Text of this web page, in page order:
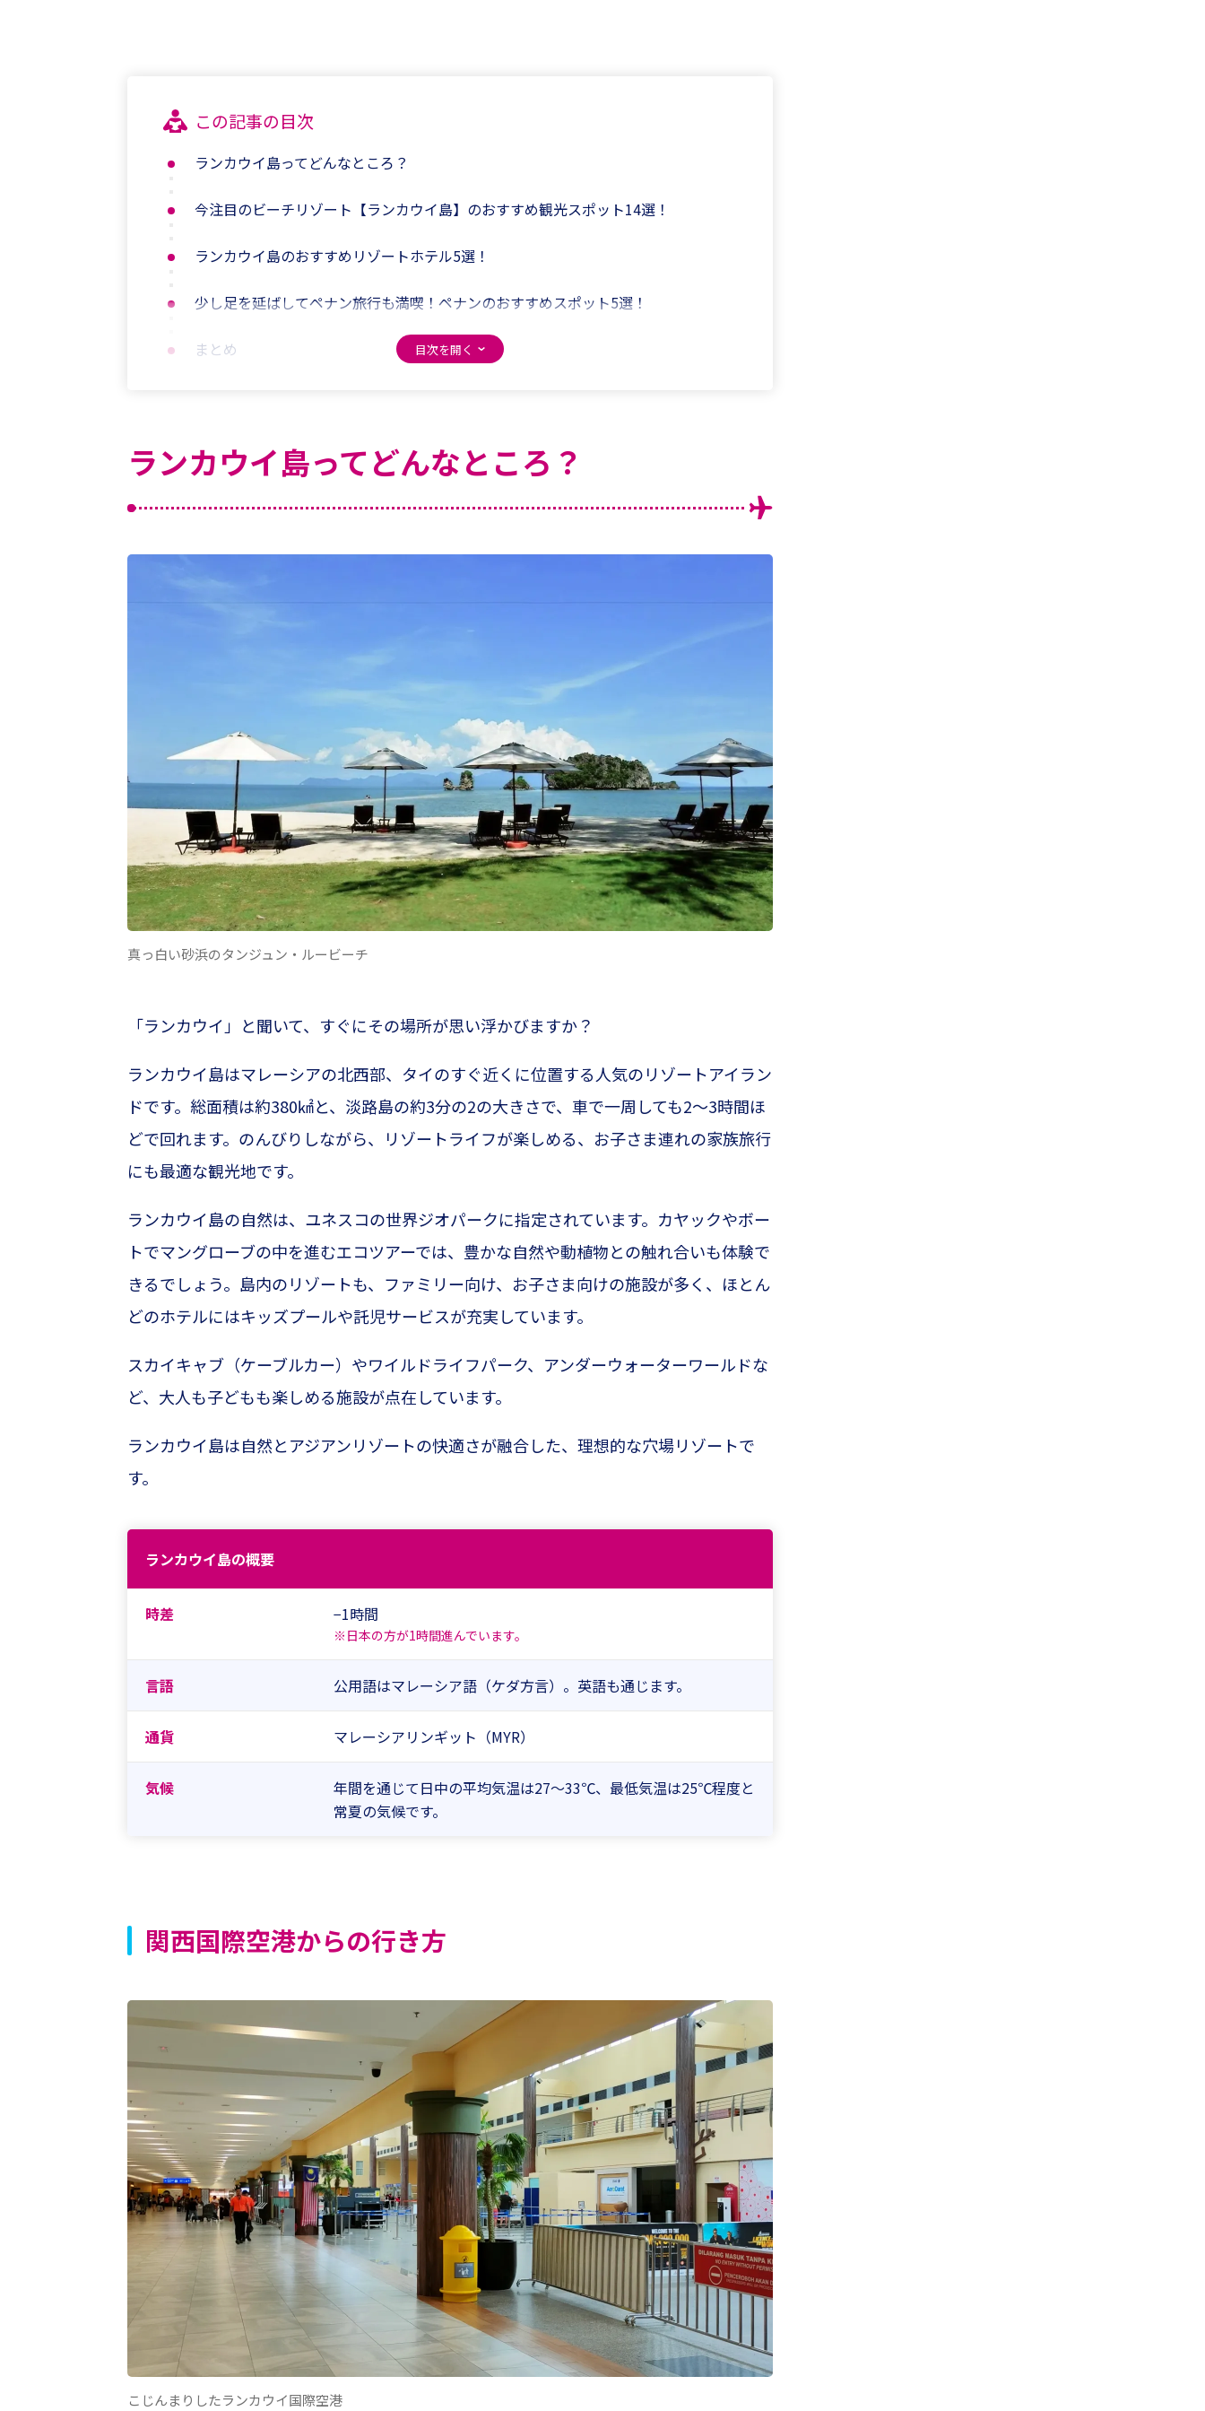
この記事の目次
ランカウイ島ってどんなところ？
今注目のビーチリゾート【ランカウイ島】のおすすめ観光スポット14選！
ランカウイ島のおすすめリゾートホテル5選！
少し足を延ばしてペナン旅行も満喫！ペナンのおすすめスポット5選！
まとめ
ランカウイ島ってどんなところ？
真っ白い砂浜のタンジュン・ルービーチ
「ランカウイ」と聞いて、すぐにその場所が思い浮かびますか？
ランカウイ島はマレーシアの北西部、タイのすぐ近くに位置する人気のリゾートアイラン
ドです。総面積は約380㎢と、淡路島の約3分の2の大きさで、車で一周しても2〜3時間ほ
どで回れます。のんびりしながら、リゾートライフが楽しめる、お子さま連れの家族旅行
にも最適な観光地です。
ランカウイ島の自然は、ユネスコの世界ジオパークに指定されています。カヤックやボー
トでマングローブの中を進むエコツアーでは、豊かな自然や動植物との触れ合いも体験で
きるでしょう。島内のリゾートも、ファミリー向け、お子さま向けの施設が多く、ほとん
どのホテルにはキッズプールや託児サービスが充実しています。
スカイキャブ（ケーブルカー）やワイルドライフパーク、アンダーウォーターワールドな
ど、大人も子どもも楽しめる施設が点在しています。
ランカウイ島は自然とアジアンリゾートの快適さが融合した、理想的な穴場リゾートで
す。
ランカウイ島の概要
時差 −1時間
※日本の方が1時間進んでいます。
言語 公用語はマレーシア語（ケダ方言）。英語も通じます。
通貨 マレーシアリンギット（MYR）
気候
年間を通じて日中の平均気温は27～33℃、最低気温は25℃程度と
常夏の気候です。
関西国際空港からの行き方
こじんまりしたランカウイ国際空港